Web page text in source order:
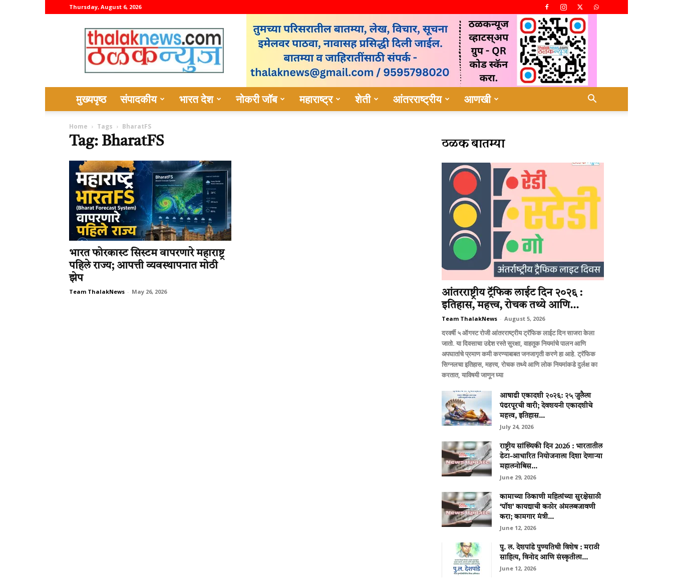
Thursday, August 6, 2026
thalaknews
मुख्यपृष्ठ संपादकीय भारत देश नोकरी जॉब महाराष्ट्र शेती आंतरराष्ट्रीय आणखी
Home Tags BharatFS
Tag: BharatFS
भारत फोरकास्ट सिस्टम वापरणारे महाराष्ट्र
पहिले राज्य; आपत्ती व्यवस्थापनात मोठी
झेप
Team ThalakNews - May 26, 2026
ठळक बातम्या
आंतरराष्ट्रीय ट्रॅफिक लाईट दिन २०२६ :
इतिहास, महत्त्व, रोचक तथ्ये आणि...
Team ThalakNews - August 5, 2026
दरवर्षी ५ ऑगस्ट रोजी आंतरराष्ट्रीय ट्रॅफिक लाईट दिन साजरा केला
जातो. या दिवसाचा उद्देश रस्ते सुरक्षा, वाहतूक नियमांचे पालन आणि
अपघातांचे प्रमाण कमी करण्याबाबत जनजागृती करणे हा आहे. ट्रॅफिक
सिग्नलचा इतिहास, महत्त्व, रोचक तथ्ये आणि लोक नियमांकडे दुर्लक्ष का
करतात, याविषयी जाणून घ्या
आषाढी एकादशी २०२६: २५ जुलैला
पंढरपूरची वारी; देवशयनी एकादशीचे
महत्त्व, इतिहास...
July 24, 2026
राष्ट्रीय सांख्यिकी दिन 2026 : भारतातील
डेटा-आधारित नियोजनाला दिशा देणाऱ्या
महालनोबिस...
June 29, 2026
कामाच्या ठिकाणी महिलांच्या सुरक्षेसाठी
‘पॉश’ कायद्याची कठोर अंमलबजावणी
करा; कामगार मंत्री...
June 12, 2026
पु. ल. देशपांडे पुण्यतिथी विशेष : मराठी
साहित्य, विनोद आणि संस्कृतीला...
June 12, 2026